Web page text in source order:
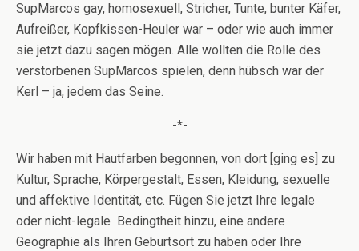
SupMarcos gay, homosexuell, Stricher, Tunte, bunter Käfer,
Aufreißer, Kopfkissen-Heuler war – oder wie auch immer
sie jetzt dazu sagen mögen. Alle wollten die Rolle des
verstorbenen SupMarcos spielen, denn hübsch war der
Kerl – ja, jedem das Seine.
-*-
Wir haben mit Hautfarben begonnen, von dort [ging es] zu
Kultur, Sprache, Körpergestalt, Essen, Kleidung, sexuelle
und affektive Identität, etc. Fügen Sie jetzt Ihre legale
oder nicht-legale Bedingtheit hinzu, eine andere
Geographie als Ihren Geburtsort zu haben oder Ihre